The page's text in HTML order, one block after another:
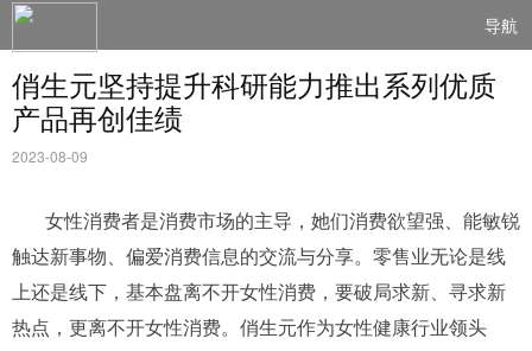
导航
俏生元坚持提升科研能力推出系列优质
产品再创佳绩
2023-08-09
女性消费者是消费市场的主导，她们消费欲望强、能敏锐
触达新事物、偏爱消费信息的交流与分享。零售业无论是线
上还是线下，基本盘离不开女性消费，要破局求新、寻求新
热点，更离不开女性消费。俏生元作为女性健康行业领头